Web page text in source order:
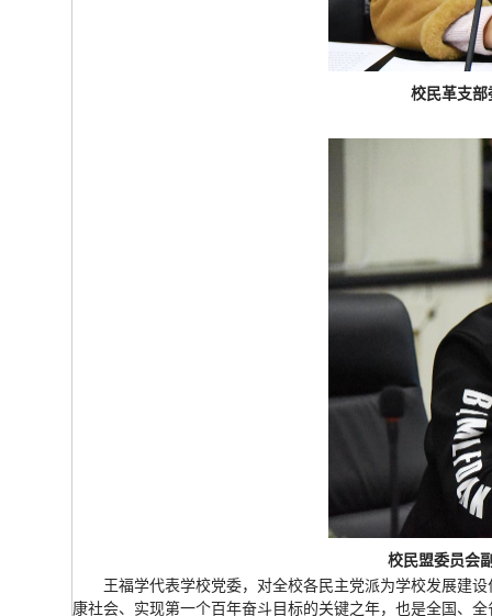
校民革支部
校民盟委员会
王福学代表学校党委，对全校各民主党派为学校发展建
康社会、实现第一个百年奋斗目标的关键之年，也是全国、